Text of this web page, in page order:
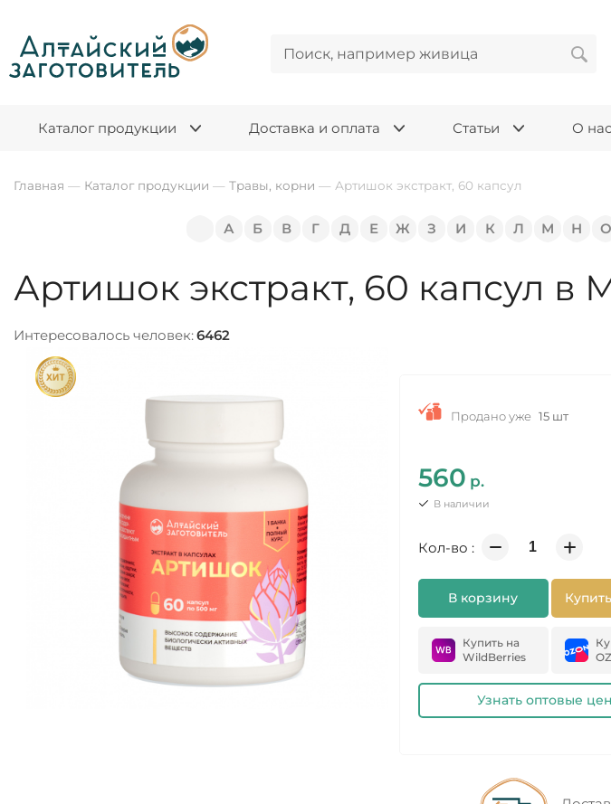
Каталог продукции Доставка и оплата Статьи О нас
Главная — Каталог продукции — Травы, корни — Артишок экстракт, 60 капсул
А Б В Г Д Е Ж З И К Л М Н О
Артишок экстракт, 60 капсул в
Интересовалось человек:6462
Продано уже 15 шт
560 р.
В наличии
Кол-во :
В корзину
Купить на
WildBerries
Узнать оптовые